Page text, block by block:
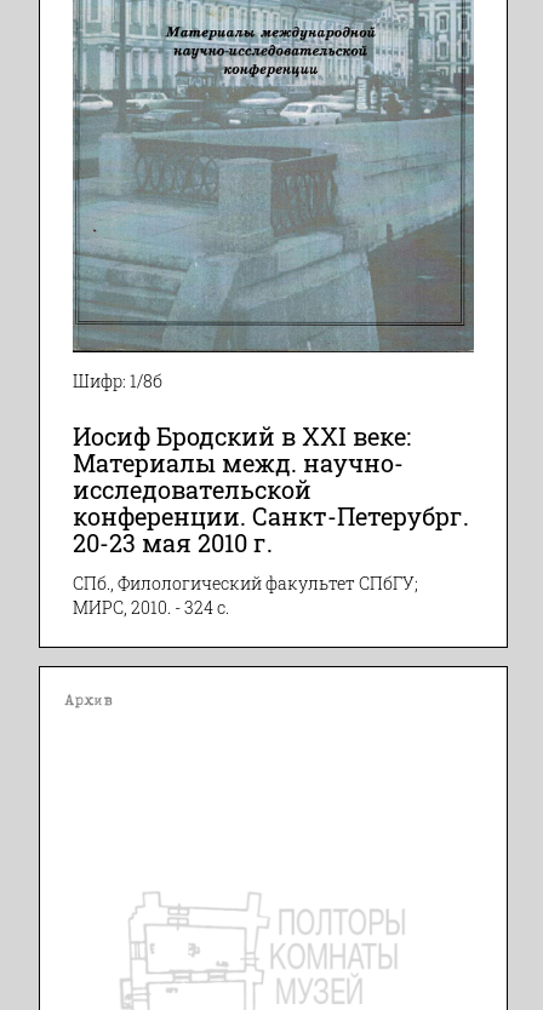
Шифр: 1/8б
Иосиф Бродский в ХХI веке:
Материалы межд. научно-
исследовательской
конференции. Санкт-Петерубрг.
20-23 мая 2010 г.
СПб., Филологический факультет СПбГУ;
МИРС, 2010. - 324 с.
Архив